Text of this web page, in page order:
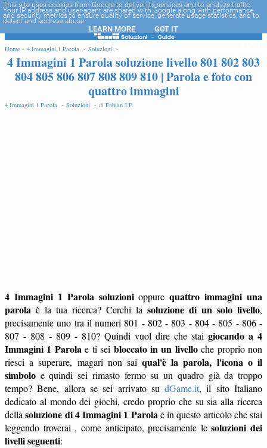
-->
Home - 4 Immagini 1 Parola - Soluzioni -
4 Immagini 1 Parola soluzione livello 801 802 803
804 805 806 807 808 809 810 | Parola e foto con
quattro immagini
4 Immagini 1 Parola - Soluzioni - di Fabian J.P.
4 Immagini 1 Parola soluzionioppurequattro immagini una
parola è la tua ricerca? Cerchi la soluzione di un solo livello,
precisamente uno tra il numeri 801 - 802 - 803 - 804 - 805 - 806 -
807 - 808 - 809 - 810? Quindi vuol dire che stai giocando a 4
Immagini 1 Parola e ti sei bloccato in un livelloche proprio non
riesci a superare, magari non saiqual'è la parola, l'icona o il
simbolo e quindi sei rimasto fermo su un quadro già da troppo
tempo? Bene, allora se sei arrivato sudGame.it, il sito Italiano
dedicato al mondo dei giochi, credo proprio che su sia alla ricerca
dellasoluzione di 4 Immagini 1 Parola e in questo articolo che stai
leggendo troverai , come anticipato, precisamente lesoluzioni dei
livelli seguenti:
EDIT
This site uses cookies from Google to deliver its services and to analyze traffic.
Your IP address and user-agent are shared with Google along with performance
and security metrics to ensure quality of service, generate usage statistics, and to
detect and address abuse.
LEARN MORE GOT IT